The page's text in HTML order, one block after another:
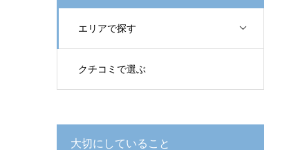
エリアで探す
クチコミで選ぶ
大切にしていること